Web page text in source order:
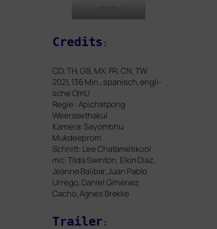
MEMORIA
Credits :
CO, TH,GB, MX, FR,CN, TW
2021, 136 Min., spa­nisch, eng­li­
sche OmU
Regie : Apichatpong
Weerasethakul
Kamera: Sayombhu
Mukdeeprom
Schnitt: Lee Chatametikool
mit: Tilda Swinton, Elkin Díaz,
Jeanne Balibar, Juan Pablo
Urrego, Daniel Giménez
Cacho, Agnes Brekke
Trailer :